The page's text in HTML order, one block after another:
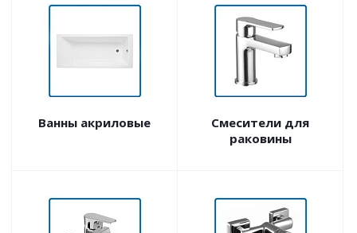
Ванны акриловые
Смесители для
раковины